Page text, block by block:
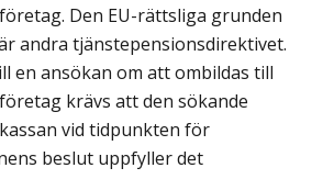
Den EU-rättsliga grunden
andra tjänstepensionsdirektivet.
en ansökan om att ombildas till
krävs att den sökande
vid tidpunkten för
beslut uppfyller det